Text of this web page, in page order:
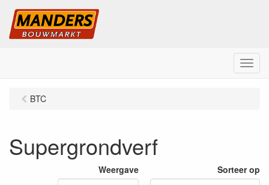
M
e
BTC
Supergrondverf
Weergave Sorteer op